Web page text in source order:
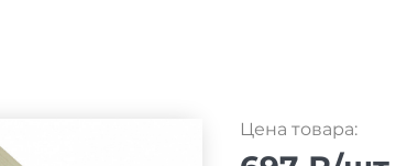
Цена товара: